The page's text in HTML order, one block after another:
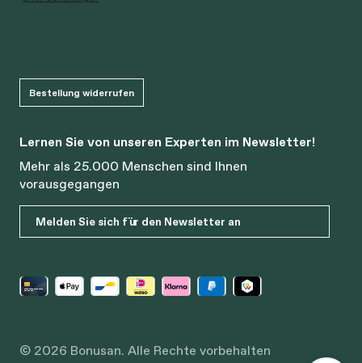
Bestellung widerrufen
Lernen Sie von unseren Experten im Newsletter!
Mehr als 25.000 Menschen sind Ihnen
vorausgegangen
Melden Sie sich für den Newsletter an
© 2026 Bonusan. Alle Rechte vorbehalten